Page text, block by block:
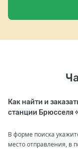
Как найти и
станции
В форме поиска
место отправления, в